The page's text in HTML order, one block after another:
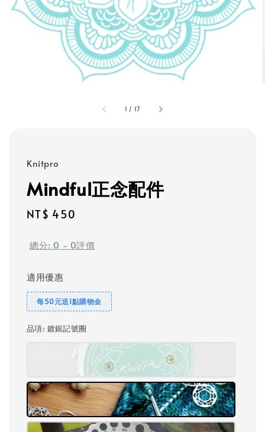
1 / 17
Knitpro
Mindful正念配件
Regular
NT$ 450
總分: 0 - 0評價
適用優惠
每50元送1點購物金
品項: 鍍銀記號圈